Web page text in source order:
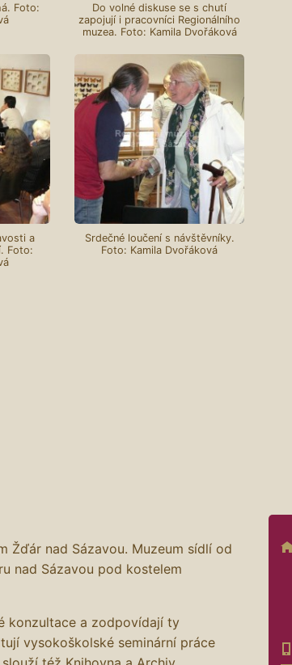
Foto:
Do volné diskuse se s chutí
zapojují i pracovníci Regionálního
muzea. Foto: Kamila Dvořáková
a
Foto:
Srdečné loučení s návštěvníky.
Foto: Kamila Dvořáková
Žďár nad Sázavou. Muzeum sídlí od
nad Sázavou pod kostelem
konzultace a zodpovídají ty
vysokoškolské seminární práce